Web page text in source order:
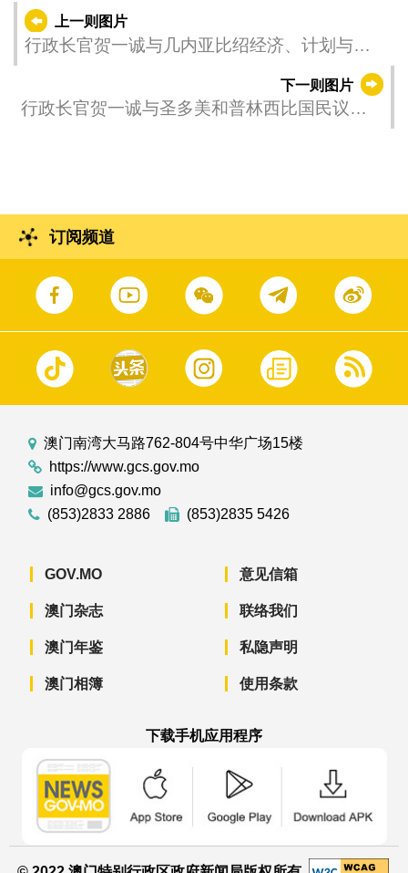
上一则图片
行政长官贺一诚与几内亚比绍经济、计划与区
Sambú）会面。
下一则图片
行政长官贺一诚与圣多美和普林西比国民议会
订阅频道
澳门南湾大马路762-804号中华广场15楼
https://www.gcs.gov.mo
info@gcs.gov.mo
(853)2833 2886
(853)2835 5426
GOV.MO
澳门杂志
澳门年鉴
澳门相簿
意见信箱
联络我们
私隐声明
使用条款
下载手机应用程序